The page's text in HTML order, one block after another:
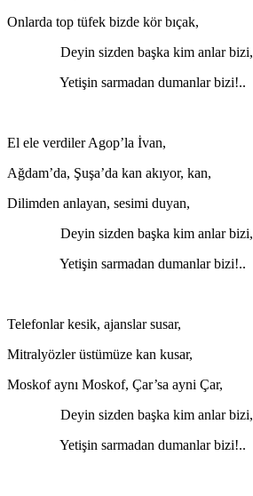
Onlarda top tüfek bizde kör bıçak,
Deyin sizden başka kim anlar bizi,
Yetişin sarmadan dumanlar bizi!..
El ele verdiler Agop’la İvan,
Ağdam’da, Şuşa’da kan akıyor, kan,
Dilimden anlayan, sesimi duyan,
Deyin sizden başka kim anlar bizi,
Yetişin sarmadan dumanlar bizi!..
Telefonlar kesik, ajanslar susar,
Mitralyözler üstümüze kan kusar,
Moskof aynı Moskof, Çar’sa ayni Çar,
Deyin sizden başka kim anlar bizi,
Yetişin sarmadan dumanlar bizi!..